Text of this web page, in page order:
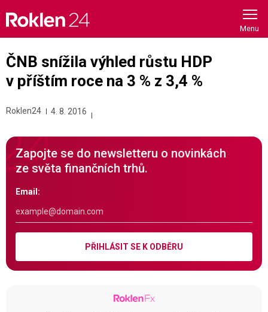
content
ČNB snížila výhled růstu HDP
v příštím roce na 3 % z 3,4 %
Roklen24 4. 8. 2016
Zapojte se do newsletteru o novinkách
ze světa finančních trhů.
Email:
PŘIHLÁSIT SE K ODBĚRU